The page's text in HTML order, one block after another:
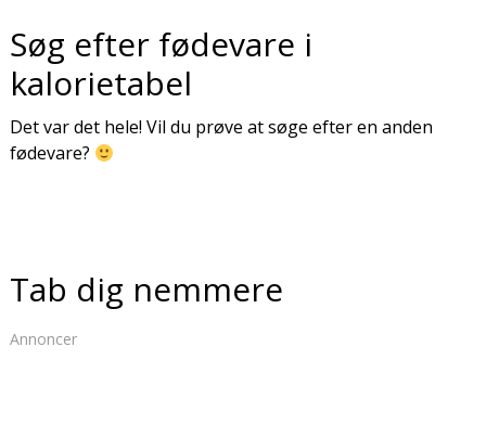
Søg efter fødevare i
kalorietabel
Det var det hele! Vil du prøve at søge efter en anden
fødevare?
Tab dig nemmere
Annoncer